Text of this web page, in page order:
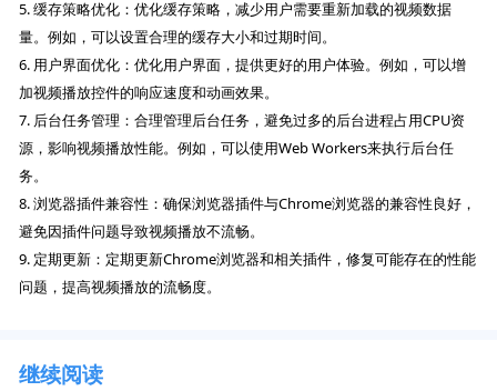
5. 缓存策略优化：优化缓存策略，减少用户需要重新加载的视频数据
量。例如，可以设置合理的缓存大小和过期时间。
6. 用户界面优化：优化用户界面，提供更好的用户体验。例如，可以增
加视频播放控件的响应速度和动画效果。
7. 后台任务管理：合理管理后台任务，避免过多的后台进程占用CPU资
源，影响视频播放性能。例如，可以使用Web Workers来执行后台任
务。
8. 浏览器插件兼容性：确保浏览器插件与Chrome浏览器的兼容性良好，
避免因插件问题导致视频播放不流畅。
9. 定期更新：定期更新Chrome浏览器和相关插件，修复可能存在的性能
问题，提高视频播放的流畅度。
继续阅读